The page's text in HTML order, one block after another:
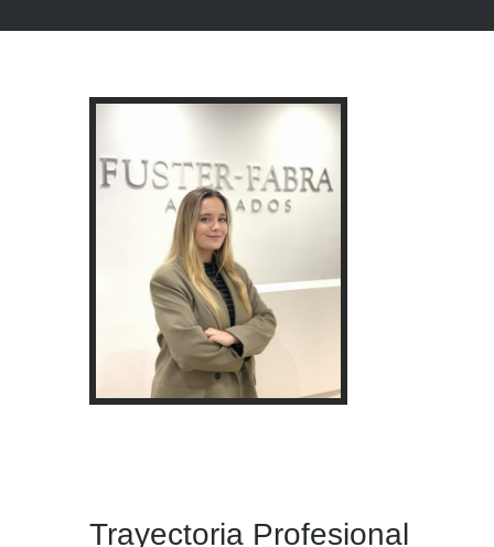
Trayectoria Profesional